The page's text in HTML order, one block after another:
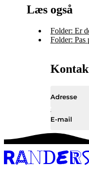
Læs også
Folder: Er
Folder: Pas
Adresse
E-mail